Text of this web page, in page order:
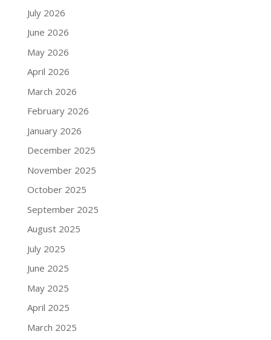
July 2026
June 2026
May 2026
April 2026
March 2026
February 2026
January 2026
December 2025
November 2025
October 2025
September 2025
August 2025
July 2025
June 2025
May 2025
April 2025
March 2025